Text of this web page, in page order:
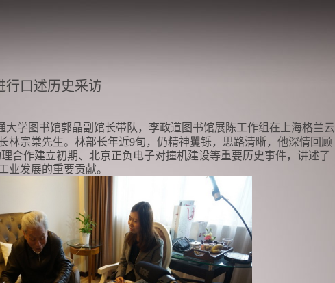
行口述历史采访
大学图书馆郭晶副馆长带队，李政道图书馆展陈工作组在上海格兰云
林宗棠先生。林部长年近9旬，仍精神矍铄，思路清晰，他深情回顾
合作建立初期、北京正负电子对撞机建设等重要历史事件，讲述了
业发展的重要贡献。